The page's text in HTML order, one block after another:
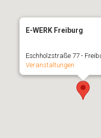
E-WERK Freiburg
Eschholzstraße 77 -
Veranstaltungen